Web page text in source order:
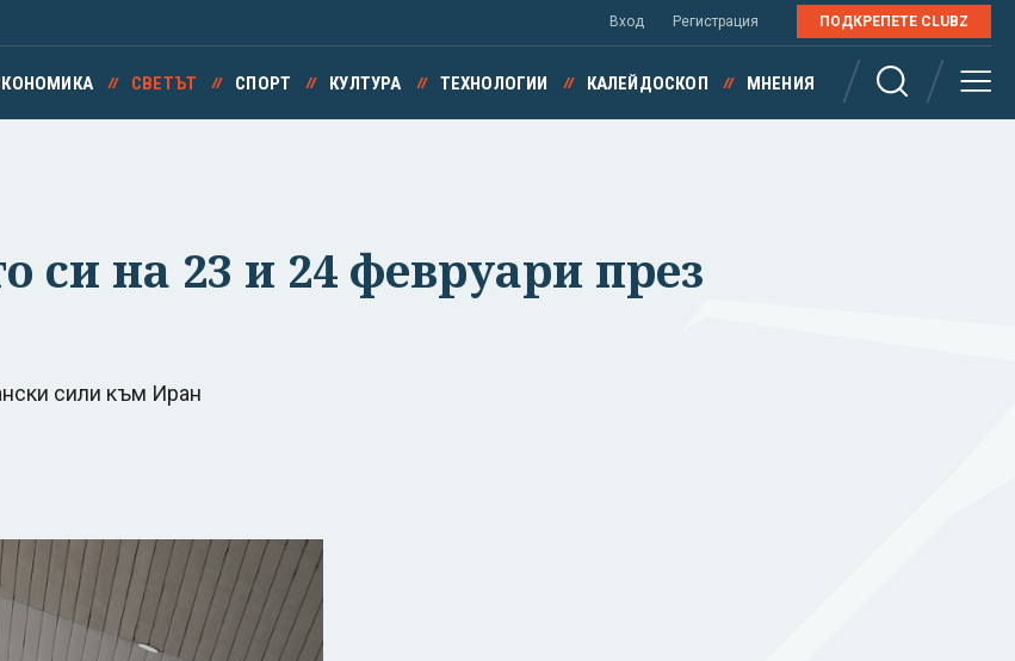
Вход Регистрация ПОДКРЕПЕТЕ CLUBZ
СВЕТЪТ СПОРТ КУЛТУРА ТЕХНОЛОГИИ КАЛЕЙДОСКОП МНЕНИЯ
си на 23 и 24 февруари през
сили към Иран